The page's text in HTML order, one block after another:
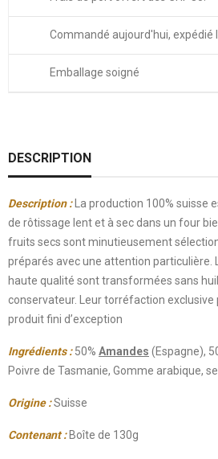
Commandé aujourd'hui, expédié
Emballage soigné
DESCRIPTION
Description :La production 100% suisse
de rôtissage lent et à sec dans un four
fruits secs sont minutieusement
préparés avec une attention particulière.
haute qualité sont transformées sans
conservateur. Leur torréfaction
produit fini d’exception
Ingrédients :50% Amandes (Espagne),
Poivre de Tasmanie, Gomme arabique, sel.
Origine :Suisse
Contenant :Boîte de 130g